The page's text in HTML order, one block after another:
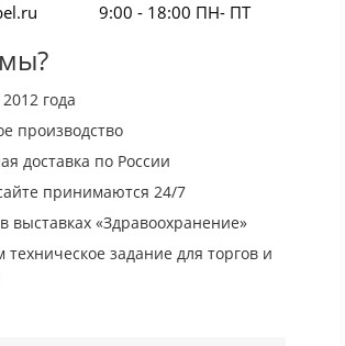
9:00 - 18:00 ПН- ПТ
года
производство
доставка по России
принимаются 24/7
выставках «Здравоохранение»
техническое задание для торгов и